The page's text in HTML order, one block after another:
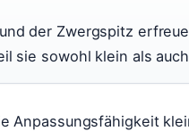
der Zwergspitz
sie sowohl klein als
Anpassungsfähigkeit